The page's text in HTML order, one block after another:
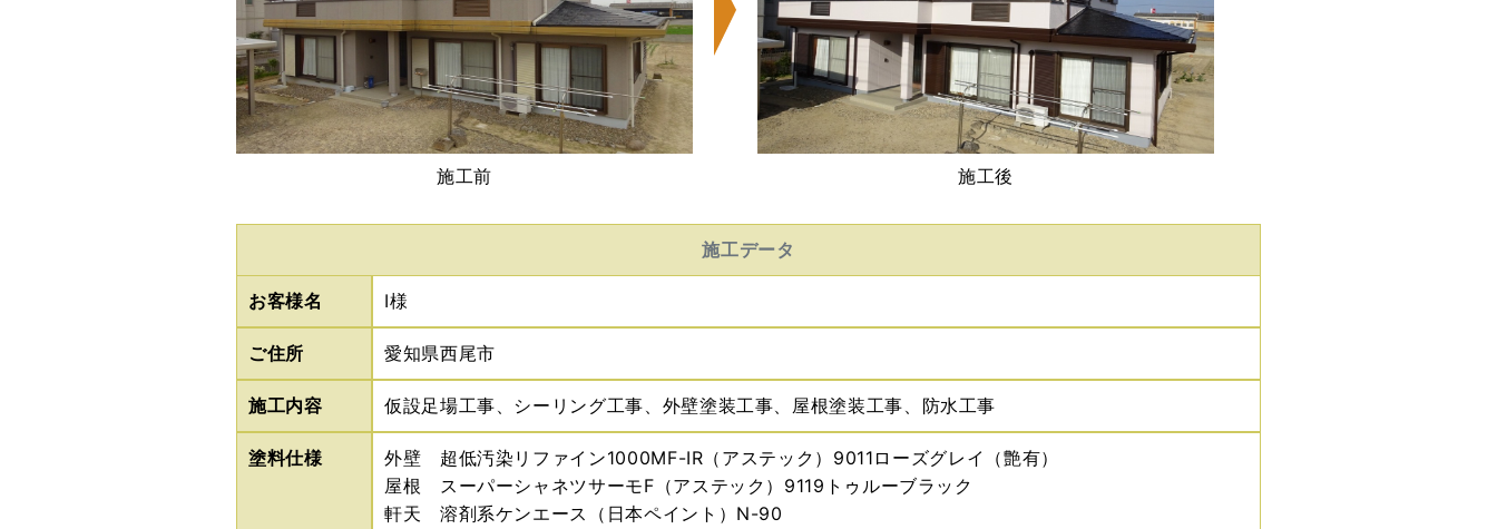
施工前 施工後
施工データ
お客様名 I様
ご住所 愛知県西尾市
施工内容 仮設足場工事、シーリング工事、外壁塗装工事、屋根塗装工事、防水工事
塗料仕様
外壁 超低汚染リファイン1000MF-IR（アステック）9011ローズグレイ（艶有）
屋根 スーパーシャネツサーモF（アステック）9119トゥルーブラック
軒天 溶剤系ケンエース（日本ペイント）N-90